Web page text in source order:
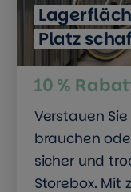
Platz
10 %
Verstauen
brauchen
sicher und
Storebox. Mit